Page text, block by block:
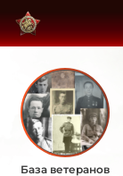
База ветеранов